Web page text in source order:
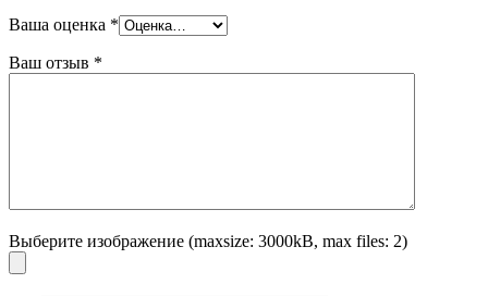
Ваша оценка *
Ваш отзыв *
Выберите изображение (maxsize: 3000kB, max files: 2)